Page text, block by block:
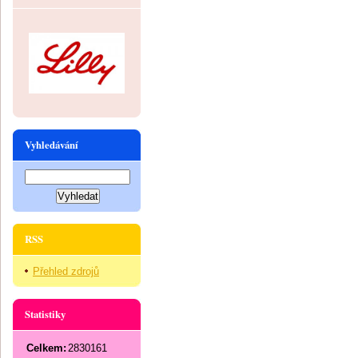
Vyhledávání
RSS
Přehled zdrojů
Statistiky
Celkem: 2830161